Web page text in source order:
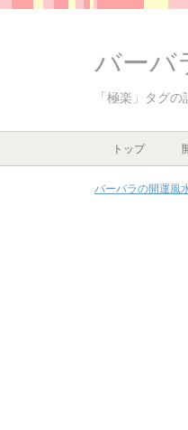
バーバ
「極楽」タグの
トップ
バーバラの開運風